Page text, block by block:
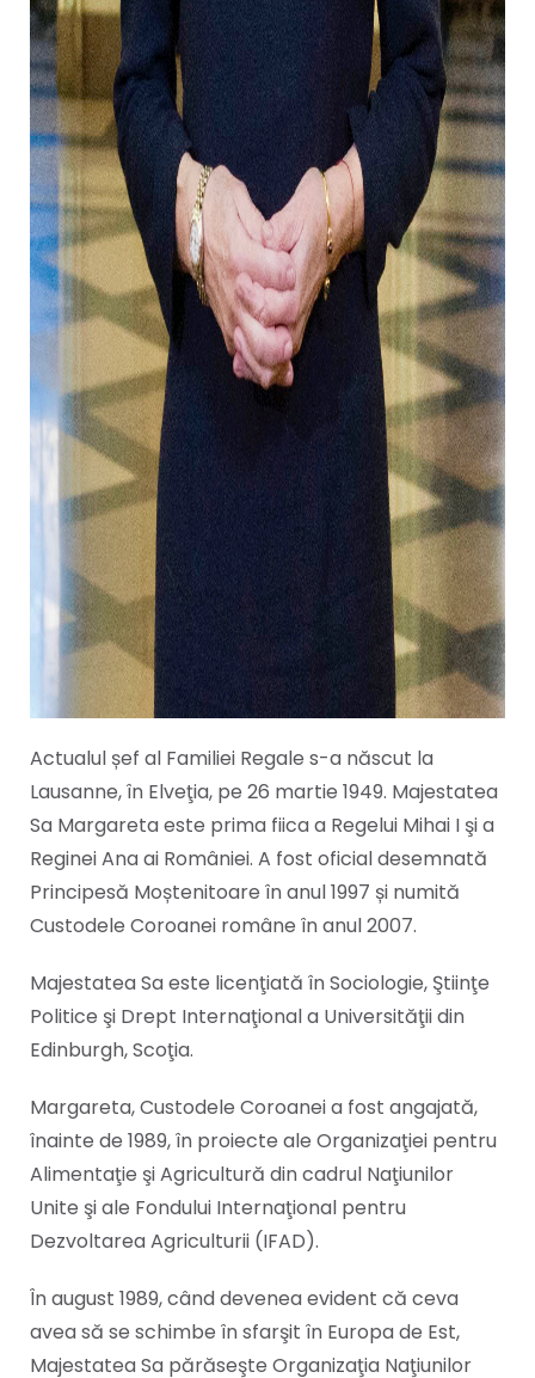
Actualul șef al Familiei Regale s-a născut la
Lausanne, în Elveţia, pe 26 martie 1949. Majestatea
Sa Margareta este prima fiica a Regelui Mihai I şi a
Reginei Ana ai României. A fost oficial desemnată
Principesă Moștenitoare în anul 1997 și numită
Custodele Coroanei române în anul 2007.
Majestatea Sa este licenţiată în Sociologie, Ştiinţe
Politice şi Drept Internaţional a Universităţii din
Edinburgh, Scoţia.
Margareta, Custodele Coroanei a fost angajată,
înainte de 1989, în proiecte ale Organizaţiei pentru
Alimentaţie şi Agricultură din cadrul Naţiunilor
Unite şi ale Fondului Internaţional pentru
Dezvoltarea Agriculturii (IFAD).
În august 1989, când devenea evident că ceva
avea să se schimbe în sfarşit în Europa de Est,
Majestatea Sa părăseşte Organizaţia Naţiunilor